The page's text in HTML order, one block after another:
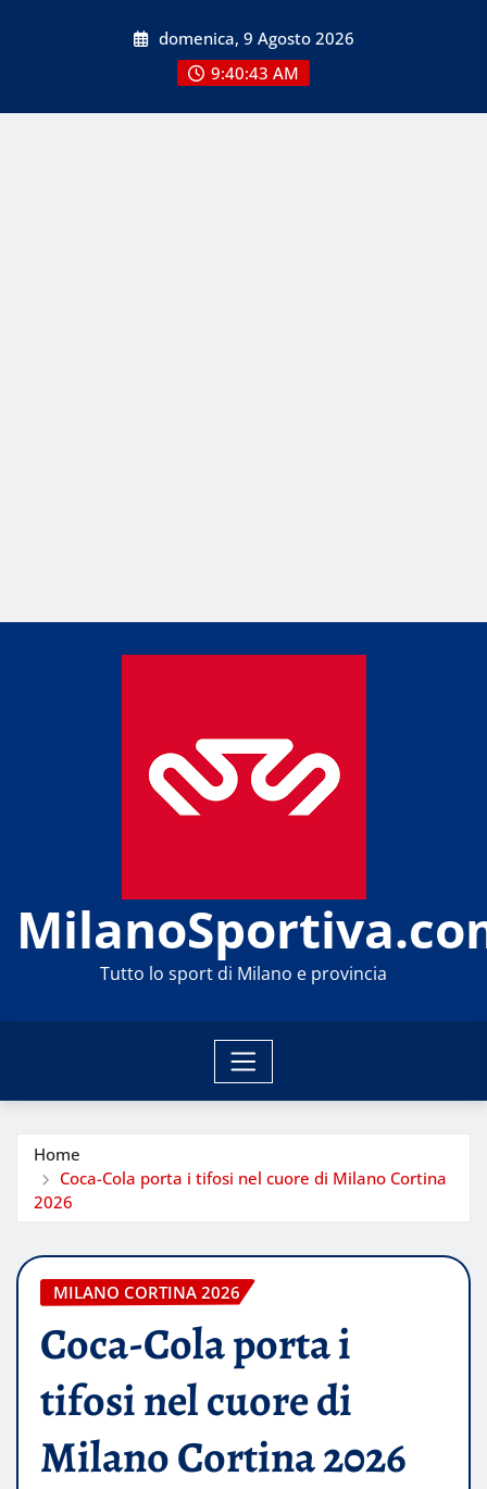
domenica, 9 Agosto 2026
9:40:45 AM
Tutto lo sport di Milano e provincia
Home
Coca-Cola porta i tifosi nel cuore di Milano Cortina
2026
MILANO CORTINA 2026
Coca-Cola porta i
tifosi nel cuore di
Milano Cortina 2026